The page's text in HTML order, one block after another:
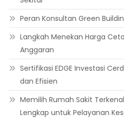
Peran Konsultan Green
Langkah Menekan Harga
Anggaran
Sertifikasi EDGE Investasi
dan Efisien
Memilih Rumah Sakit
Lengkap untuk Pelayanan